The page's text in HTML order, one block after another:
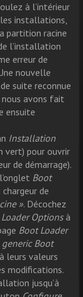
à l’intérieur
installations,
partition racine
l’installation
erreur de
nouvelle
suite reconnue
nous avons fait
ensuite
Installation
vert) pour ouvrir
de démarrage).
Boot
de
». Décochez
Optionsà
Boot Loader
generic Boot
leurs valeurs
modifications.
jusqu’à